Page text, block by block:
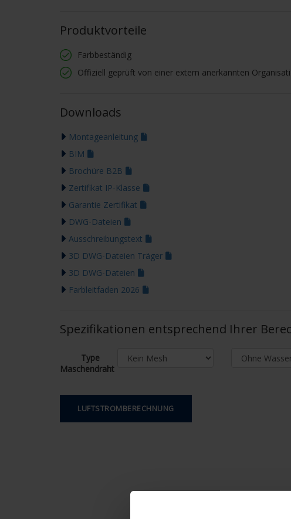
Produktvorteile
Farbbeständig
Offiziell geprüft von einer extern anerkannten
Downloads
Montageanleitung
BIM
Brochüre B2B
Zertifikat IP-Klasse
Garantie Zertifikat
DWG-Dateien
Ausschreibungstext
3D DWG-Dateien Träger
3D DWG-Dateien
Farbleitfaden 2026
Spezifikationen entsprechend Ihrer
Type
Maschendraht
LUFTSTROMBERECHNUNG